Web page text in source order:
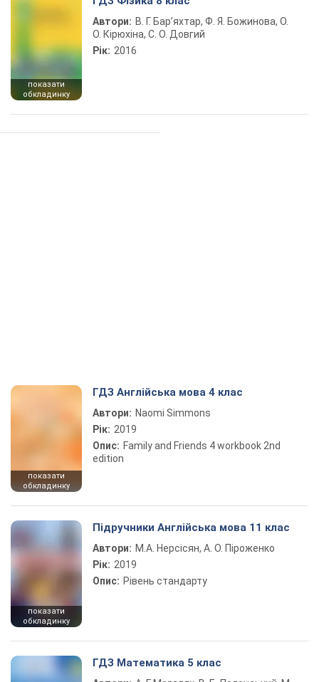
показати
обкладинку
Автори: В. Г. Бар’яхтар, Ф. Я. Божинова, О.
О. Кірюхіна, С. О. Довгий
Рік: 2016
показати
обкладинку
ГДЗ Англійська мова 4 клас
Автори: Naomi Simmons
Рік: 2019
Опис: Family and Friends 4 workbook 2nd
edition
показати
обкладинку
Підручники Англійська мова 11 клас
Автори: М.А. Нерсісян, А. О. Піроженко
Рік: 2019
Опис: Рівень стандарту
ГДЗ Математика 5 клас